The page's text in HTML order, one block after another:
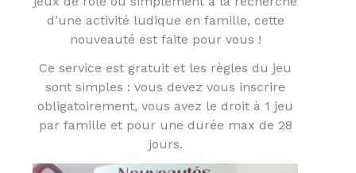
d’une activité ludique en famille, cette
nouveauté est faite pour vous !
Ce service est gratuit et les règles du jeu
sont simples : vous devez vous inscrire
obligatoirement, vous avez le droit à 1 jeu
par famille et pour une durée max de 28
jours.